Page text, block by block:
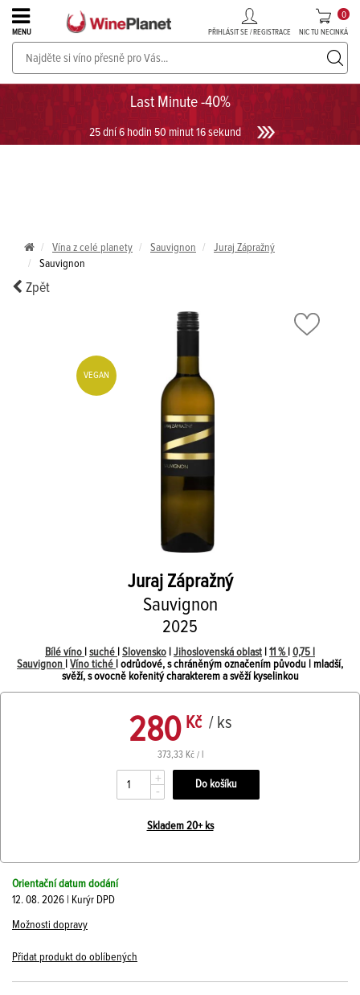
Last Minute -40%
25 dní 6 hodin 50 minut 16 sekund
MENU PŘIHLÁSIT SE / REGISTRACE NIC TU NECINKÁ
0
PROSECCO v akci až do -30%!UKÁZAT PROSECCO
Vína z celé planety Sauvignon
Juraj Zápražný
Sauvignon
Zpět
VEGAN
Juraj Zápražný
Sauvignon
2025
Bílé víno suché Slovensko Jihoslovenská oblast 11 % 0,75 l
Sauvignon
Víno tiché
| odrůdové, s chráněným označením původu | mladší,
svěží, s ovocně kořenitý charakterem a svěží kyselinkou
280Kč / ks
373,33 Kč / l
+
-
Skladem 20+ ks
Orientační datum dodání
12. 08. 2026 | Kurýr DPD
Možnosti dopravy
Přidat produkt do oblíbených